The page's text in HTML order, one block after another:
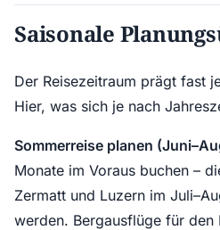
Saisonale
Der Reisezeitraum prägt fast
Hier, was sich je nach
Sommerreise planen
Monate im Voraus buchen –
Zermatt und Luzern im
werden. Bergausflüge für den